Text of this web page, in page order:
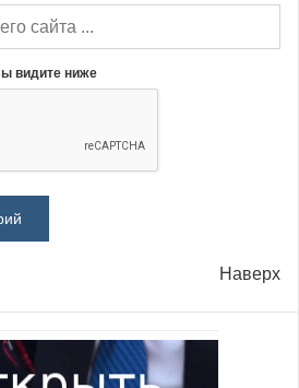
видите ниже
Наверх